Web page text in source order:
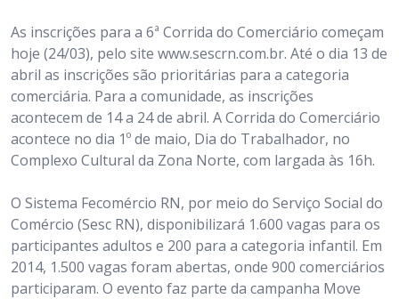
As inscrições para a 6ª Corrida do Comerciário começam
hoje (24/03), pelo site www.sescrn.com.br. Até o dia 13 de
abril as inscrições são prioritárias para a categoria
comerciária. Para a comunidade, as inscrições
acontecem de 14 a 24 de abril. A Corrida do Comerciário
acontece no dia 1º de maio, Dia do Trabalhador, no
Complexo Cultural da Zona Norte, com largada às 16h.
O Sistema Fecomércio RN, por meio do Serviço Social do
Comércio (Sesc RN), disponibilizará 1.600 vagas para os
participantes adultos e 200 para a categoria infantil. Em
2014, 1.500 vagas foram abertas, onde 900 comerciários
participaram. O evento faz parte da campanha Move